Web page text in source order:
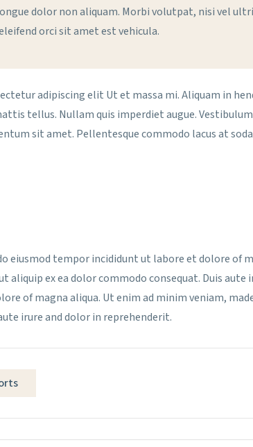
dolor non aliquam. Morbi volutpat, nisi vel
orci sit amet est vehicula.
adipiscing elit Ut et massa mi. Aliquam in
tellus. Nullam quis imperdiet augue.
sit amet. Pellentesque commodo lacus at
eiusmod tempor incididunt ut labore et dolore of
ex ea dolor commodo consequat. Duis
of magna aliqua. Ut enim ad minim veniam,
irure and dolor in reprehenderit.